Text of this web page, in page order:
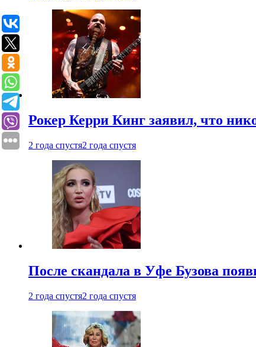
Рокер Керри Кинг заявил, что
2 года спустя2 года спустя
После скандала в Уфе Бузова
2 года спустя2 года спустя